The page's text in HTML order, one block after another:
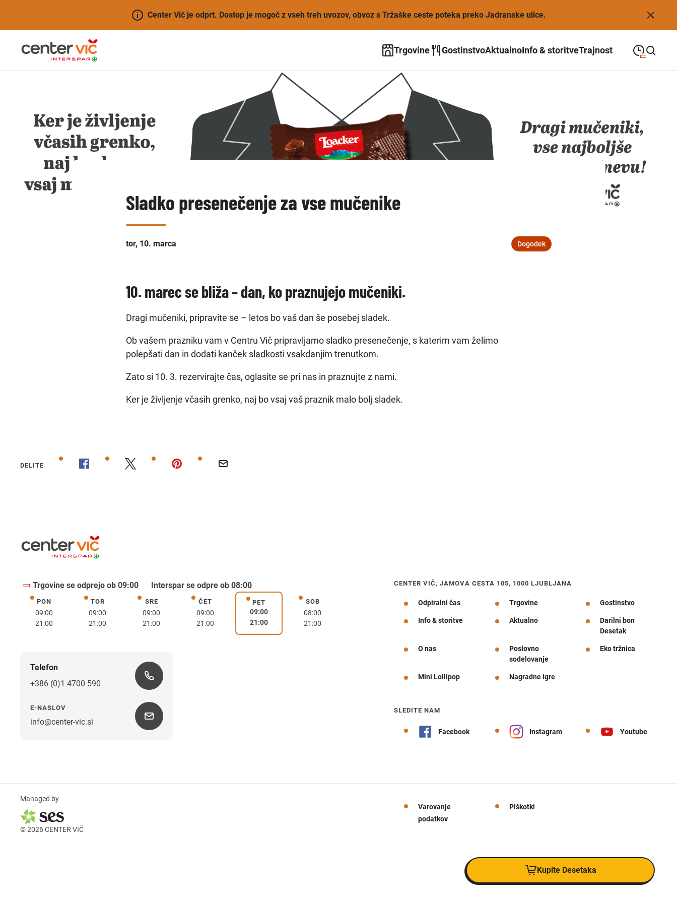
Center Vič je odprt. Dostop je mogoč z vseh treh uvozov, obvoz s Tržaške ceste poteka preko Jadranske ulice.
Trgovine GostinstvoAktualnoInfo & storitveTrajnost
sreda
09:00
09:00—21:00
09:00
Sladko presenečenje za vse mučenike
tor, 10. marca Dogodek
10. marec se bliža – dan, ko praznujejo mučeniki.
Dragi mučeniki, pripravite se – letos bo vaš dan še posebej sladek.
Ob vašem prazniku vam v Centru Vič pripravljamo sladko presenečenje, s katerim vam želimo
polepšati dan in dodati kanček sladkosti vsakdanjim trenutkom.
Zato si 10. 3. rezervirajte čas, oglasite se pri nas in praznujte z nami.
Ker je življenje včasih grenko, naj bo vsaj vaš praznik malo bolj sladek.
DELITE
Trgovine se odprejo ob 09:00 Interspar se odpre ob 08:00
PONponedeljek
09:00
21:00
TORtorek
09:00
21:00
SREsreda
09:00
21:00
ČETčetrtek
09:00
21:00
PETpetek
09:00
21:00
SOBsobota
08:00
21:00
Telefon
+386 (0)1 4700 590
E-NASLOV
info@center-vic.si
Navodila za pot
CENTER VIČ, JAMOVA CESTA 105, 1000 LJUBLJANA
Odpiralni čas Trgovine Gostinstvo
Info & storitve Aktualno
Darilni bon
Desetak
O nas
Poslovno
sodelovanje
Eko tržnica
Mini Lollipop Nagradne igre
SLEDITE NAM
Facebook Instagram Youtube
Managed by
© 2026 CENTER VIČ
Varovanje
podatkov
Piškotki
Kupite Desetaka